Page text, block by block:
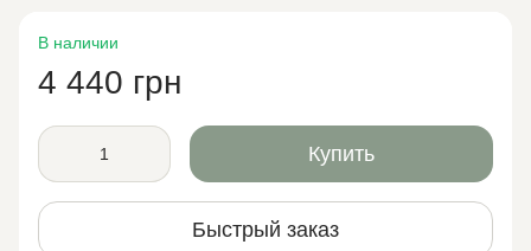
В наличии
4 440 грн
Купить
Быстрый заказ